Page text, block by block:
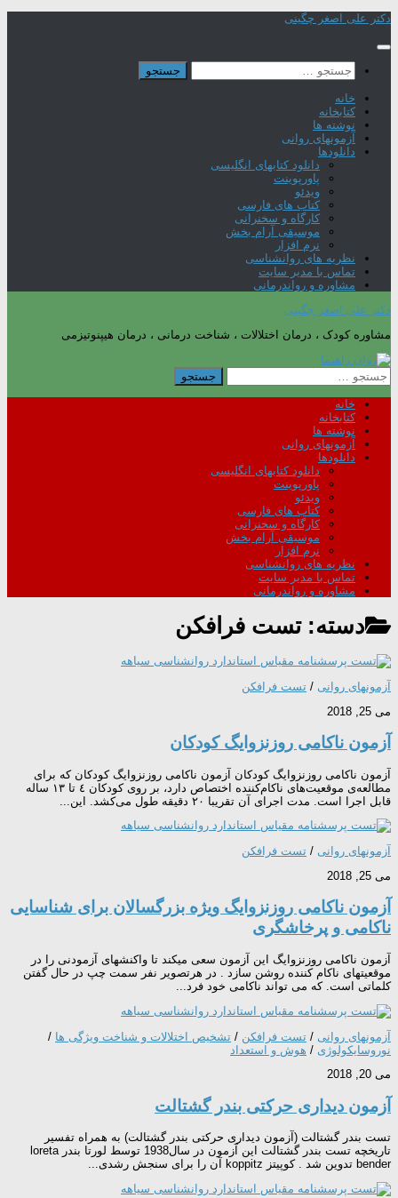
Skip
content
دکتر علی اصغر چگینی
جستجو
برای:
خانه
کتابخانه
نوشته ها
آزمونهای روانی
دانلودها
دانلود کتابهای انگلیسی
پاورپوینت
ویدئو
کتاب های فارسی
کارگاه و سخنرانی
موسیقی آرام بخش
نرم افزار
نظریه های روانشناسی
تماس با مدیر سایت
مشاوره و رواندرمانی
دکتر علی اصغر چگینی
مشاوره کودک ، درمان اختلالات ، شناخت درمانی ، درمان هیپنوتیزمی
جستجو
برای:
خانه
کتابخانه
نوشته ها
آزمونهای روانی
دانلودها
دانلود کتابهای انگلیسی
پاورپوینت
ویدئو
کتاب های فارسی
کارگاه و سخنرانی
موسیقی آرام بخش
نرم افزار
نظریه های روانشناسی
تماس با مدیر سایت
مشاوره و رواندرمانی
دسته:تست فرافکن
آزمونهای روانی / تست فرافکن
می 25, 2018
آزمون ناكامی روزنزوایگ کودکان
آزمون ناكامی روزنزوایگ کودکان آزمون ناكامی روزنزوایگ کودکان که برای
مطالعه‌ی موقعیت‌های ناکام‌کننده اختصاص دارد، بر روی کودکان ٤ تا ١٣ ساله
قابل اجرا است. مدت اجرای آن تقریبا ٢٠ دقیقه طول می‌کشد. این...
آزمونهای روانی / تست فرافکن
می 25, 2018
آزمون ناكامی روزنزوایگ ویژه بزرگسالان برای شناسایی
ناکامی و پرخاشگری
آزمون ناكامی روزنزوایگ این آزمون سعی میكند تا واكنشهای آزمودنی را در
موقعیتهای ناكام كننده روشن سازد . در هرتصویر نفر سمت چپ در حال گفتن
كلماتی است. كه می تواند ناكامی خود فرد...
آزمونهای روانی / تست فرافکن / تشخیص اختلالات و شناخت ویژگی ها /
نوروسایکولوژی / هوش و استعداد
می 20, 2018
آزمون ديداری حرکتی بندر گشتالت
تست بندر گشتالت (آزمون ديداری حرکتی بندر گشتالت) به همراه تفسیر
تاریخچه تست بندر گشتالت این آزمون در سال1938 توسط لورتا بندر loreta
bender تدوین شد . کوپیتز koppitz آن را برای سنجش رشدی...